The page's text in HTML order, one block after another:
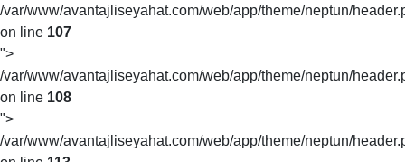
/var/www/avantajliseyahat.com/web/app/theme/neptun/
on line 107
">
/var/www/avantajliseyahat.com/web/app/theme/neptun/
on line 108
">
/var/www/avantajliseyahat.com/web/app/theme/neptun/